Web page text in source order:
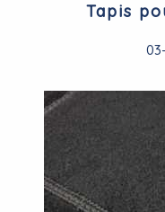
Tapis